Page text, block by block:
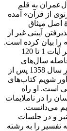
81 تا 92 سورۀ آل‌عمران به قلم
از قرآن» آمده
اصل میثاق
آیینی غیر از
را بیان کرده است.
اثر حاضر، جلد سوم این مجموعه است که تفسیر آیات 1 تا 120
سال‌های
1353 تا 1354 نگارش یافته است و نخستین بار در سال 1358 پس از
شویم کتاب‌های
است. او راه
را در ناملایمات
می‌دانست.
و در جلسات
تفسیر را به رشته